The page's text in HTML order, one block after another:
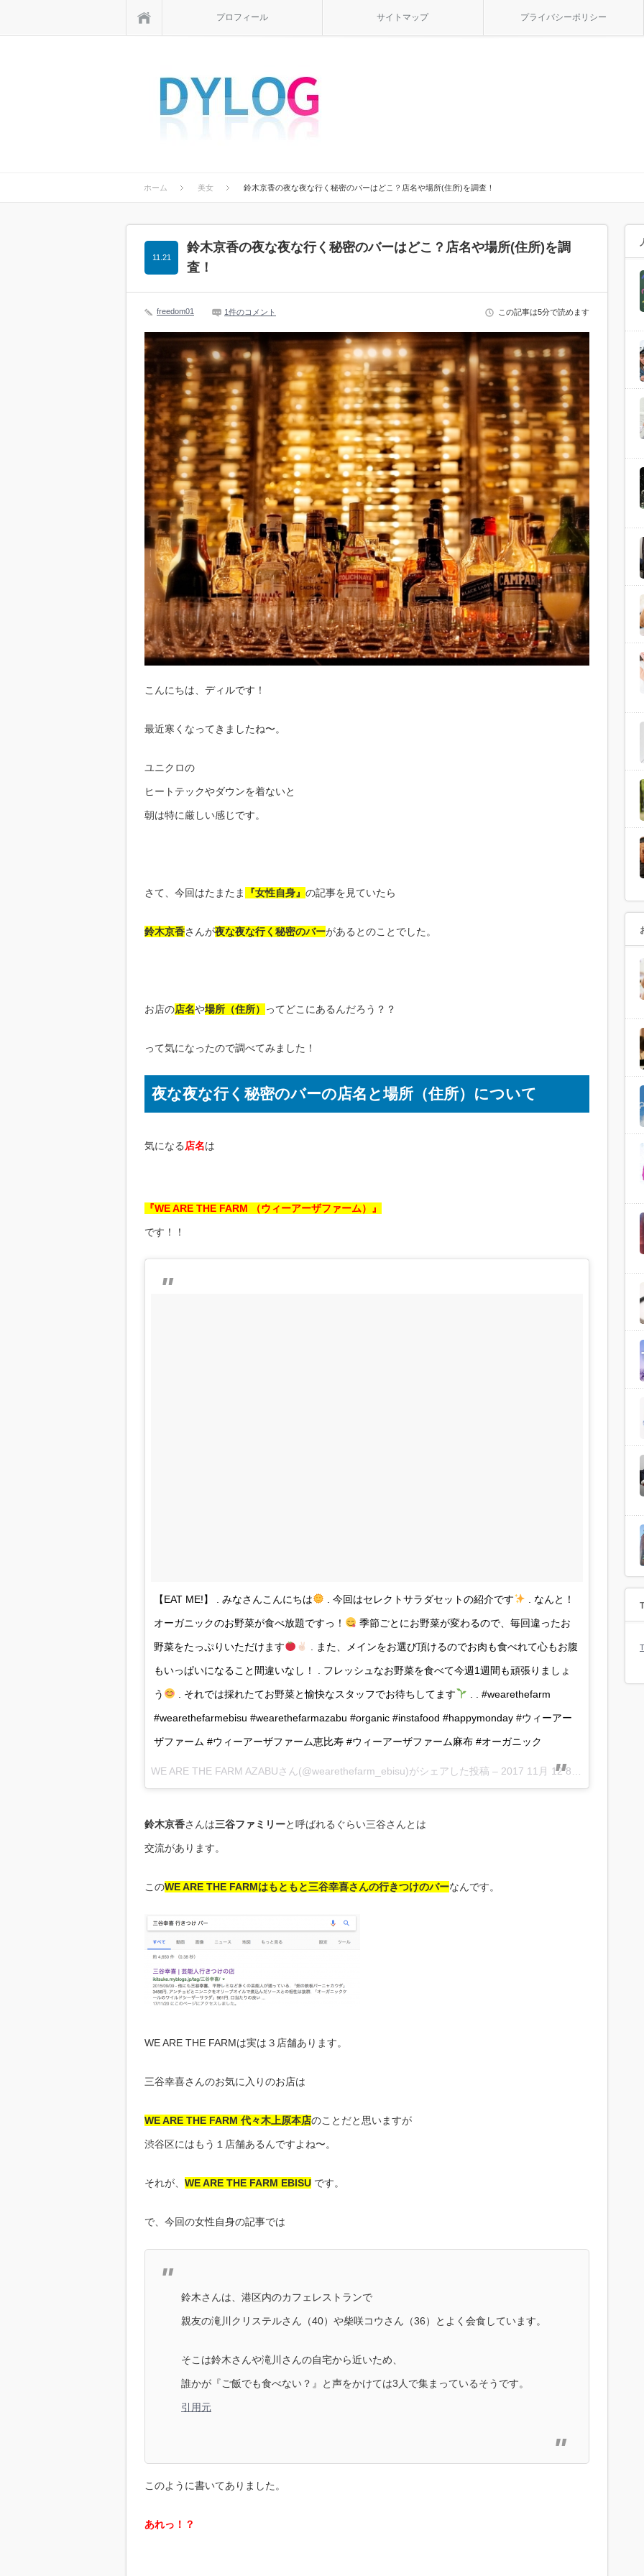
プロフィール サイトマップ プライバシーポリシー
ホーム 美女 鈴木京香の夜な夜な行く秘密のバーはどこ？店名や場所(住所)を調査！
鈴木京香の夜な夜な行く秘密のバーはどこ？店名や場所(住所)を調
査！
11.21
freedom01 1件のコメント この記事は5分で読めます
こんにちは、ディルです！
最近寒くなってきましたね〜。
ユニクロの
ヒートテックやダウンを着ないと
朝は特に厳しい感じです。
さて、今回はたまたま 『女性自身』 の記事を見ていたら
鈴木京香さんが夜な夜な行く秘密のバーがあるとのことでした。
お店の店名や場所（住所） ってどこにあるんだろう？？
って気になったので調べてみました！
夜な夜な行く秘密のバーの店名と場所（住所）について
気になる店名は
『WE ARE THE FARM （ウィーアーザファーム）』
です！！
【EAT ME!】 . みなさんこんにちは . 今回はセレクトサラダセットの紹介です . なんと！
オーガニックのお野菜が食べ放題ですっ！ 季節ごとにお野菜が変わるので、毎回違ったお
野菜をたっぷりいただけます . また、メインをお選び頂けるのでお肉も食べれて心もお腹
もいっぱいになること間違いなし！ . フレッシュなお野菜を食べて今週1週間も頑張りましょ
う . それでは採れたてお野菜と愉快なスタッフでお待ちしてます . . #wearethefarm
#wearethefarmebisu #wearethefarmazabu #organic #instafood #happymonday #ウィーアー
ザファーム #ウィーアーザファーム恵比寿 #ウィーアーザファーム麻布 #オーガニック
WE ARE THE FARM AZABUさん(@wearethefarm_ebisu)がシェアした投稿 – 2017 11月 12 8:39午後 PST
鈴木京香さんは三谷ファミリーと呼ばれるぐらい三谷さんとは
交流があります。
このWE ARE THE FARMはもともと三谷幸喜さんの行きつけのバーなんです。
WE ARE THE FARMは実は３店舗あります。
三谷幸喜さんのお気に入りのお店は
WE ARE THE FARM 代々木上原本店のことだと思いますが
渋谷区にはもう１店舗あるんですよね〜。
それが、 WE ARE THE FARM EBISU です。
で、今回の女性自身の記事では
鈴木さんは、港区内のカフェレストランで
親友の滝川クリステルさん（40）や柴咲コウさん（36）とよく会食しています。
そこは鈴木さんや滝川さんの自宅から近いため、
誰かが『ご飯でも食べない？』と声をかけては3人で集まっているそうです。
引用元
このように書いてありました。
あれっ！？